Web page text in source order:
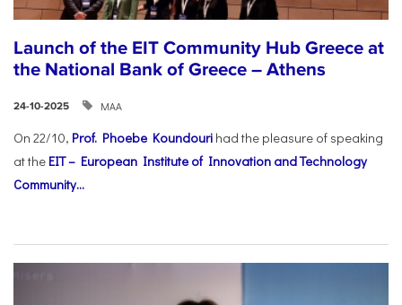
Launch of the EIT Community Hub Greece at
the National Bank of Greece – Athens
24-10-2025 ΜΑΑ
On 22/10, Prof. Phoebe Koundouri had the pleasure of speaking
at the EIT – European Institute of Innovation and Technology
Community...